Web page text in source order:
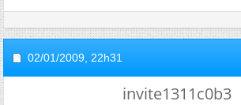
02/01/2009, 22h31
invite1311c0b3